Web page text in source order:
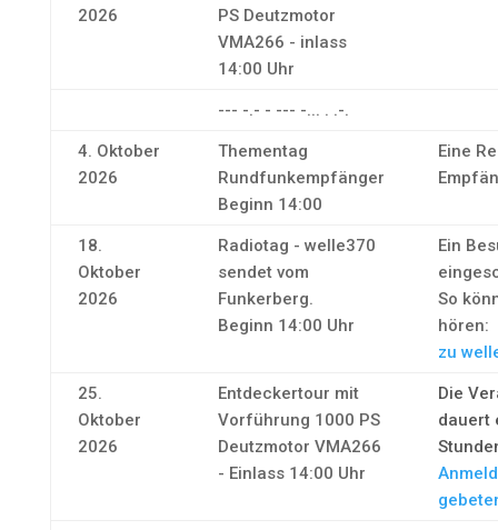
2026
PS Deutzmotor
VMA266 - inlass
14:00 Uhr
--- -.- - --- -... . .-.
4. Oktober
2026
Thementag
Rundfunkempfänger
Beginn 14:00
Eine
18.
Oktober
2026
Radiotag - welle370
sendet vom
Funkerberg.
Beginn 14:00 Uhr
Ein
So
hören:
zu
25.
Oktober
2026
Entdeckertour mit
Vorführung 1000 PS
Deutzmotor VMA266
- Einlass 14:00 Uhr
Die
dauert